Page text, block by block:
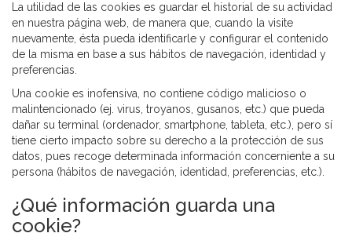
La utilidad de las cookies es guardar el historial de su actividad
en nuestra página web, de manera que, cuando la visite
nuevamente, ésta pueda identificarle y configurar el contenido
de la misma en base a sus hábitos de navegación, identidad y
preferencias.
Una cookie es inofensiva, no contiene código malicioso o
malintencionado (ej. virus, troyanos, gusanos, etc.) que pueda
dañar su terminal (ordenador, smartphone, tableta, etc.), pero sí
tiene cierto impacto sobre su derecho a la protección de sus
datos, pues recoge determinada información concerniente a su
persona (hábitos de navegación, identidad, preferencias, etc.).
¿Qué información guarda una
cookie?